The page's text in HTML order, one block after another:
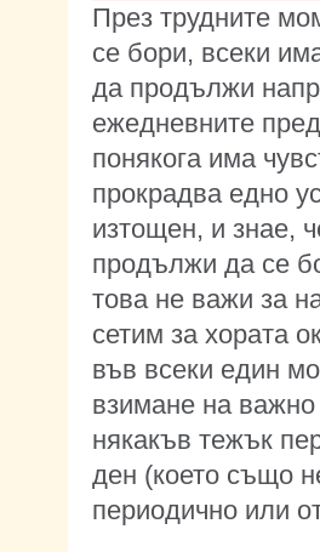
През трудните
се бори, всеки
да продължи
ежедневните
понякога има
прокрадва едно
изтощен, и знае,
продължи да се
това не важи за
сетим за хората
във всеки един
взимане на
някакъв тежък
ден (което също
периодично или